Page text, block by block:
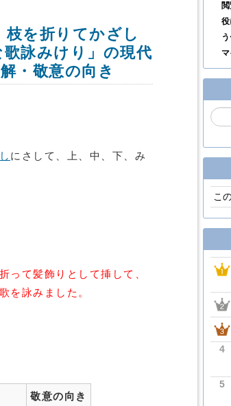
枝を折りてかざし
詠みけり」の現代
・敬意の向き
にさして、上、中、下、み
って髪飾りとして挿して、
を詠みました。
敬意の向き
こ
4
5